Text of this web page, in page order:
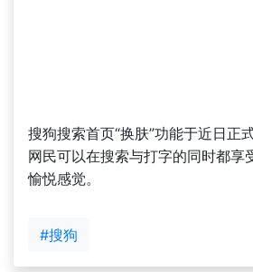
搜狗搜索首页“换肤”功能于近日正
网民可以在搜索与打字的同时都享
愉悦感觉。
#搜狗